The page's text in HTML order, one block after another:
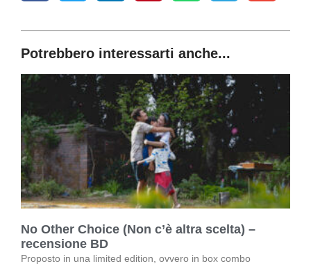
Potrebbero interessarti anche...
No Other Choice (Non c’è altra scelta) –
recensione BD
Proposto in una limited edition, ovvero in box combo